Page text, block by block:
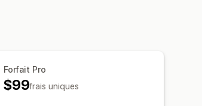
Forfait Pro
$99frais uniques